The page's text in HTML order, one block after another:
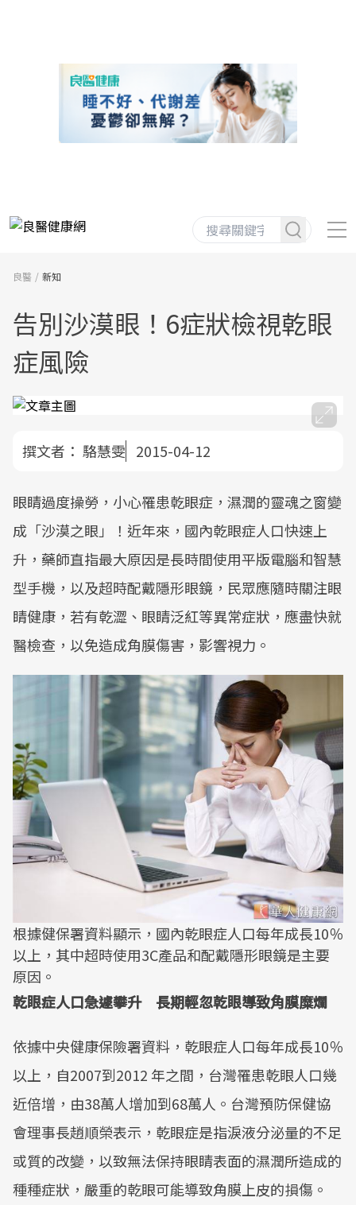
良醫 新知
告別沙漠眼！6症狀檢視乾眼
症風險
撰文者： 駱慧雯 2015-04-12
眼睛過度操勞，小心罹患乾眼症，濕潤的靈魂之窗變
成「沙漠之眼」！近年來，國內乾眼症人口快速上
升，藥師直指最大原因是長時間使用平版電腦和智慧
型手機，以及超時配戴隱形眼鏡，民眾應隨時關注眼
睛健康，若有乾澀、眼睛泛紅等異常症狀，應盡快就
醫檢查，以免造成角膜傷害，影響視力。
根據健保署資料顯示，國內乾眼症人口每年成長10％
以上，其中超時使用3C產品和配戴隱形眼鏡是主要
原因。
乾眼症人口急遽攀升 長期輕忽乾眼導致角膜糜爛
依據中央健康保險署資料，乾眼症人口每年成長10％
以上，自2007到2012 年之間，台灣罹患乾眼人口幾
近倍增，由38萬人增加到68萬人。台灣預防保健協
會理事長趙順榮表示，乾眼症是指淚液分泌量的不足
或質的改變，以致無法保持眼睛表面的濕潤所造成的
種種症狀，嚴重的乾眼可能導致角膜上皮的損傷。